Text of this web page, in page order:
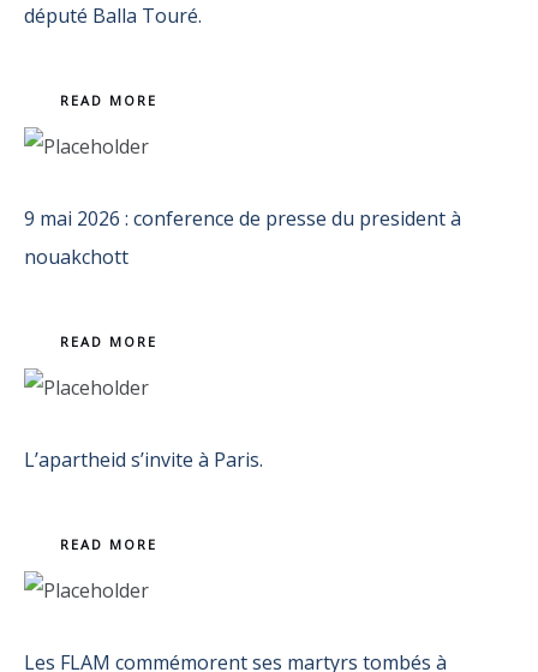
député Balla Touré.
READ MORE
9 mai 2026 : conference de presse du president à
nouakchott
READ MORE
L’apartheid s’invite à Paris.
READ MORE
Les FLAM commémorent ses martyrs tombés à